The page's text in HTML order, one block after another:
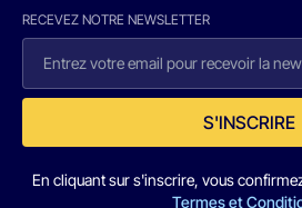
RECEVEZ NOTRE NEWSLETTER
S'INSCRIRE
En cliquant sur s'inscrire, vous
Termes et